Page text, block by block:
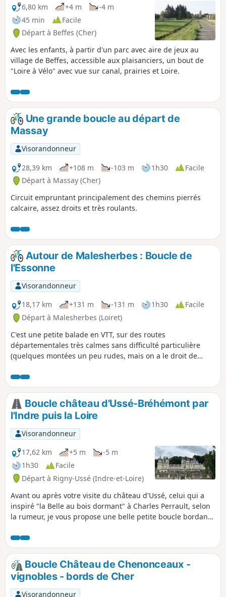
6,80 km
+4 m
-4 m
45 min
Facile
Départ à Beffes (Cher)
Avec les enfants, à partir d'un parc avec aire de jeux au
village de Beffes, accessible aux plaisanciers, un bout de
"Loire à Vélo" avec vue sur canal, prairies et Loire.
Une grande boucle au départ de
Massay
Visorandonneur
28,39 km
+108 m -103 m 1h30
Facile
Départ à Massay (Cher)
Circuit empruntant principalement des chemins pierrés
calcaire, assez droits et très roulants.
Autour de Malesherbes : Boucle de
l'Essonne
Visorandonneur
18,17 km
+131 m -131 m 1h30
Facile
Départ à Malesherbes (Loiret)
C'est une petite balade en VTT, sur des routes
départementales très calmes sans difficulté particulière
(quelques montées un peu rudes, mais on a le droit de
Boucle château d'Ussé-Bréhémont par
l'Indre puis la Loire
Visorandonneur
17,62 km
+5 m
-5 m
1h30
Facile
Départ à Rigny-Ussé (Indre-et-Loire)
Avant ou après votre visite du château d'Ussé, celui qui a
inspiré "la Belle au bois dormant" à Charles Perrault, selon
la rumeur, je vous propose une belle petite boucle bordant
Bréhémont. Points de vue remarquables sur le château.
Boucle Château de Chenonceaux -
vignobles - bords de Cher
Visorandonneur